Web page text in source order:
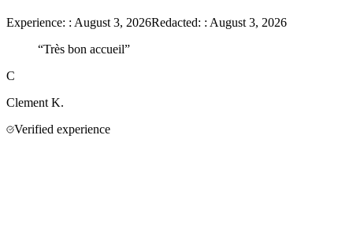
Experience: : August 3, 2026Redacted: : August 3, 2026
“Très bon accueil”
C
Clement K.
Verified experience